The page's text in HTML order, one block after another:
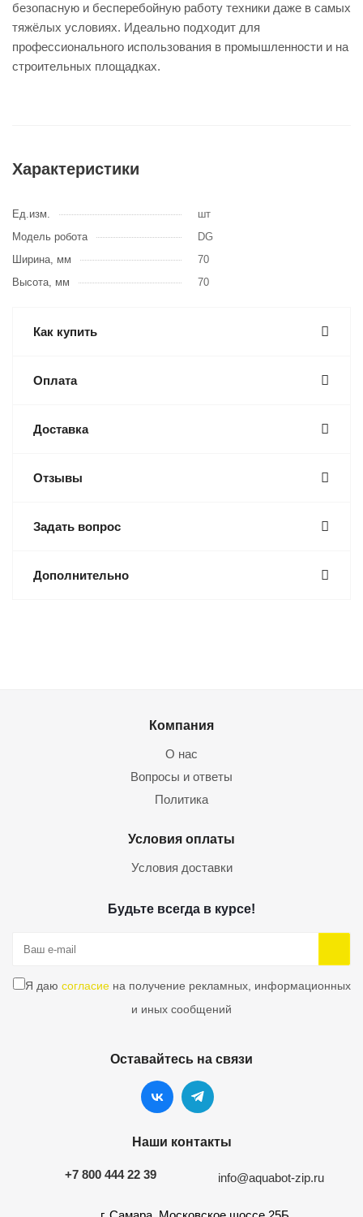
безопасную и бесперебойную работу техники даже в самых
тяжёлых условиях. Идеально подходит для
профессионального использования в промышленности и на
строительных площадках.
Характеристики
Ед.изм.
шт
Модель робота
DG
Ширина, мм
70
Высота, мм
70
Как купить
Оплата
Доставка
Отзывы
Задать вопрос
Дополнительно
Компания
О нас
Вопросы и ответы
Политика
Условия оплаты
Условия доставки
Будьте всегда в курсе!
Я даю согласиена получение рекламных, информационных
и иных сообщений
Оставайтесь на связи
Наши контакты
+7 800 444 22 39 info@aquabot-zip.ru